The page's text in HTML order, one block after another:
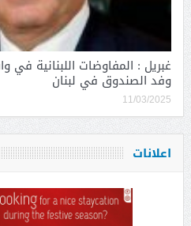
غبريل : المفاوضات اللبنانية في
وفد الصندوق في لبنان
11/03/2025
اعلانات